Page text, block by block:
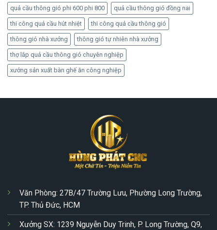
quả cầu thông gió phi 600 phi 800 quả cầu thông gió đồng nai
thi công quả cầu hút nhiệt thi công quả cầu thông gió
thông gió nhà xưởng thông gió tự nhiên nhà xưởng
thợ lắp quả cầu thông gió chuyên nghiệp
xưởng sản xuất bàn ghế ăn công nghiệp
Văn Phòng: 27B/47 Trường Lưu, Phường Long Trường,
TP. Thủ Đức, HCM
Xưởng SX: 1239 Nguyễn Duy Trinh, P. Long Trường, Q9,